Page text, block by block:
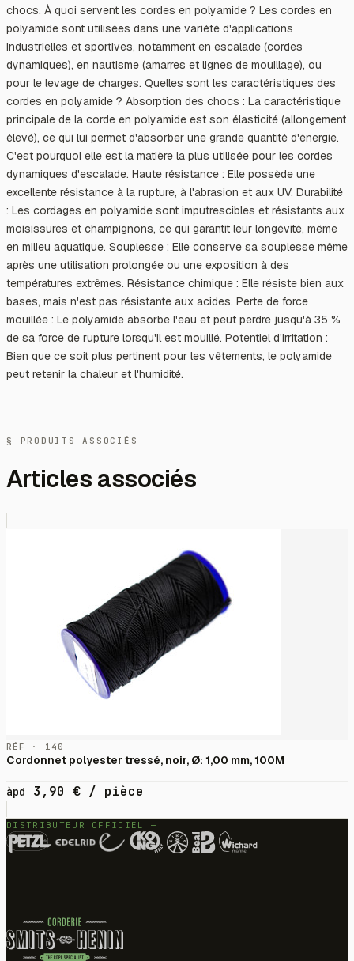
chocs. À quoi servent les cordes en polyamide ? Les cordes en
polyamide sont utilisées dans une variété d'applications
industrielles et sportives, notamment en escalade (cordes
dynamiques), en nautisme (amarres et lignes de mouillage), ou
pour le levage de charges. Quelles sont les caractéristiques des
cordes en polyamide ? Absorption des chocs : La caractéristique
principale de la corde en polyamide est son élasticité (allongement
élevé), ce qui lui permet d'absorber une grande quantité d'énergie.
C'est pourquoi elle est la matière la plus utilisée pour les cordes
dynamiques d'escalade. Haute résistance : Elle possède une
excellente résistance à la rupture, à l'abrasion et aux UV. Durabilité
: Les cordages en polyamide sont imputrescibles et résistants aux
moisissures et champignons, ce qui garantit leur longévité, même
en milieu aquatique. Souplesse : Elle conserve sa souplesse même
après une utilisation prolongée ou une exposition à des
températures extrêmes. Résistance chimique : Elle résiste bien aux
bases, mais n'est pas résistante aux acides. Perte de force
mouillée : Le polyamide absorbe l'eau et peut perdre jusqu'à 35 %
de sa force de rupture lorsqu'il est mouillé. Potentiel d'irritation :
Bien que ce soit plus pertinent pour les vêtements, le polyamide
peut retenir la chaleur et l'humidité.
§ PRODUITS ASSOCIÉS
Articles associés
RÉF · 140
Cordonnet polyester tressé, noir, Ø: 1,00 mm, 100M
àpd 3,90 € / pièce
DISTRIBUTEUR OFFICIEL —